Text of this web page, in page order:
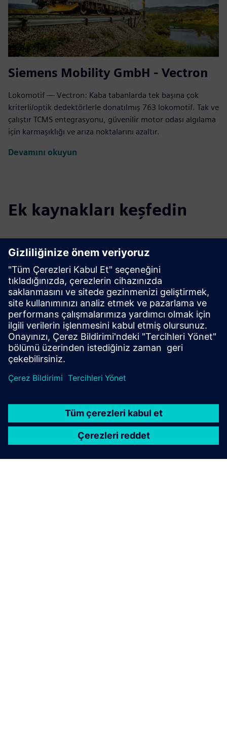
Siemens Mobility GmbH - Vectron
Lokomotif — Vectron: Kaba tabanlarda tek başına çok
kriterli/optik dedektörlerle donatılmış 763 lokomotif. Tak ve
çalıştır TCMS entegrasyonu, güvenilir motor odası algılama
için karmaşıklığı ve arıza noktalarını azaltır.
Devamını okuyun
Ek kaynakları keşfedin
Teknik Detaylar
Veri Sayfası |Standart ve tak ve çalıştır spot dedektörü
Veri Sayfası |Kaba durum nokta dedektörü
Veri Sayfası |Aspirasyonlu duman dedektörü
İndirilecek Dosyalar
El ilanı |Bağımsız algılama